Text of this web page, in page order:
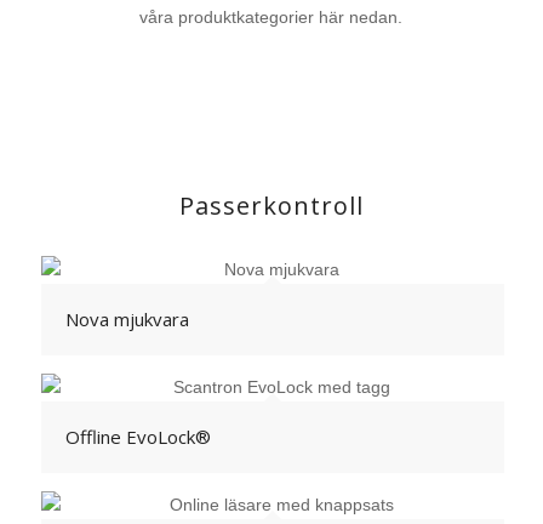
våra produktkategorier här nedan.
Passerkontroll
Nova mjukvara
Offline EvoLock®